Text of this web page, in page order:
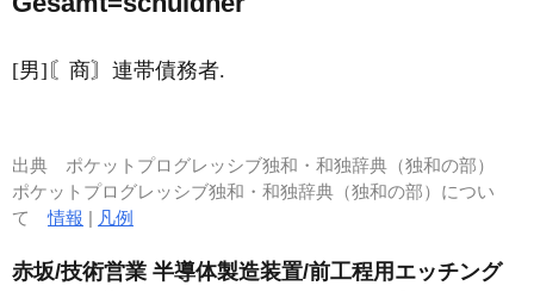
[男]〘商〙連帯債務者.
出典 ポケットプログレッシブ独和・和独辞典（独和の部）
ポケットプログレッシブ独和・和独辞典（独和の部）につい
て情報 | 凡例
赤坂/技術営業 半導体製造装置/前工程用エッチング